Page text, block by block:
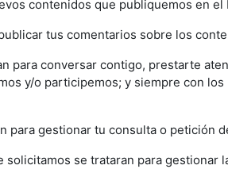
contenidos que publiquemos en el
tus comentarios sobre los
para conversar contigo, prestarte
y/o participemos; y siempre con
gestionar tu consulta o petición
se trataran para